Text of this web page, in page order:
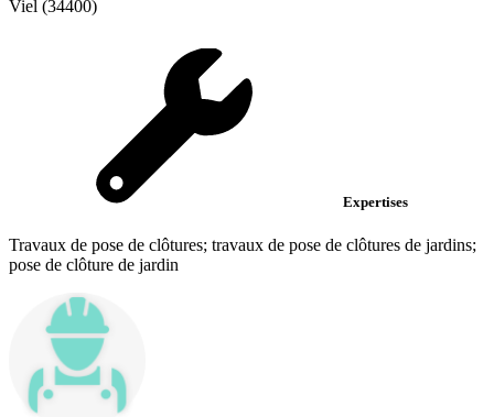
Viel (34400)
Expertises
Travaux de pose de clôtures; travaux de pose de clôtures de jardins;
pose de clôture de jardin